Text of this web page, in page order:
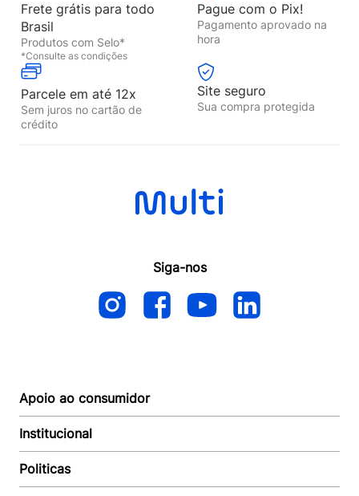
Frete grátis para todo
Brasil
Produtos com Selo*
*Consulte as condições
Pague com o Pix!
Pagamento aprovado na
hora
Parcele em até 12x
Sem juros no cartão de
crédito
Site seguro
Sua compra protegida
Siga-nos
Apoio ao consumidor
Autoatendimento
Suporte e reparo
Acompanhar Entrega
Institucional
Quem somos
Revendedor
Politicas